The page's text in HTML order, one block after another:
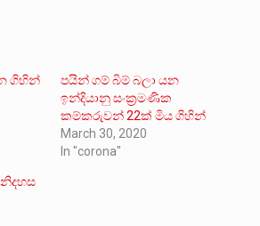
ගිහින්
පයින් ගම් බිම් බලා යන
ඉන්දියානු සංක්‍රමණික
කම්කරුවන් 22ක් මිය ගිහින්
March 30, 2020
In "corona"